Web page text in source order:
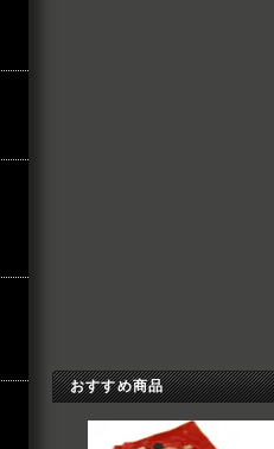
おすすめ商品